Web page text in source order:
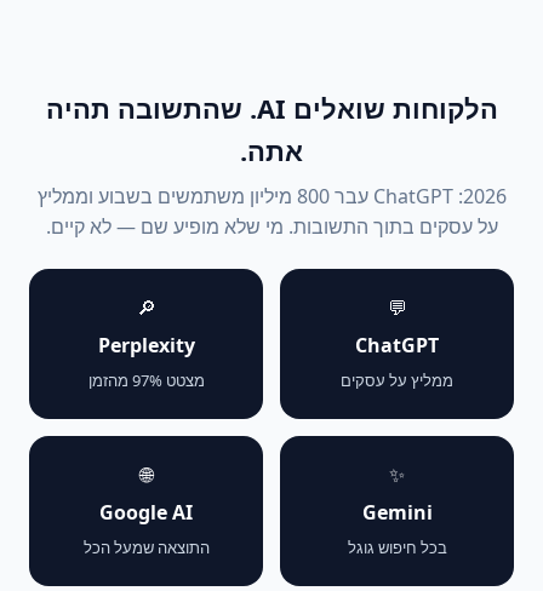
הלקוחות שואלים AI. שהתשובה תהיה
אתה.
2026: ChatGPT עבר 800 מיליון משתמשים בשבוע וממליץ
על עסקים בתוך התשובות. מי שלא מופיע שם — לא קיים.
💬
ChatGPT
ממליץ על עסקים
🔎
Perplexity
מצטט 97% מהזמן
✨
Gemini
בכל חיפוש גוגל
🌐
Google AI
התוצאה שמעל הכל